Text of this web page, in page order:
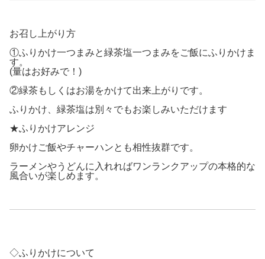
お召し上がり方
①ふりかけ一つまみと緑茶塩一つまみをご飯にふりかけま
す。
(量はお好みで！)
②緑茶もしくはお湯をかけて出来上がりです。
ふりかけ、緑茶塩は別々でもお楽しみいただけます
★ふりかけアレンジ
卵かけご飯やチャーハンとも相性抜群です。
ラーメンやうどんに入れればワンランクアップの本格的な
風合いが楽しめます。
◇ふりかけについて